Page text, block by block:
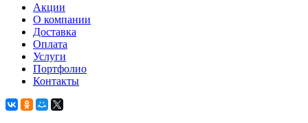
Акции
О компании
Доставка
Оплата
Услуги
Портфолио
Контакты